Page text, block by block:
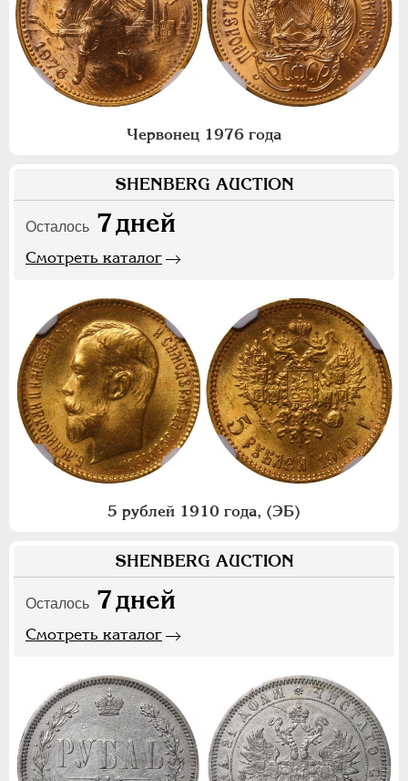
Червонец 1976 года
SHENBERG AUCTION
Осталось 7дней
Смотреть каталог
5 рублей 1910 года, (ЭБ)
SHENBERG AUCTION
Осталось 7дней
Смотреть каталог